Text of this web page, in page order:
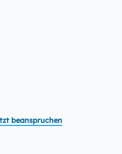
beanspruchen